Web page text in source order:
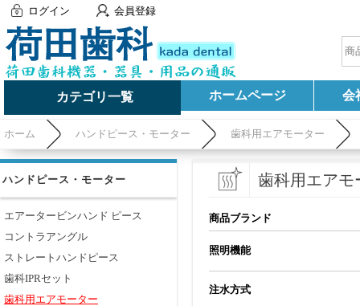
ログイン 会員登録
カテゴリ一覧 ホームページ 会
ホーム ハンドピース・モーター 歯科用エアモーター
ハンドピース・モーター
エアータービンハンド ピース
コントラアングル
ストレートハンドピース
歯科IPRセット
歯科用エアモーター
歯科用エアモ
商品ブランド
照明機能
注水方式